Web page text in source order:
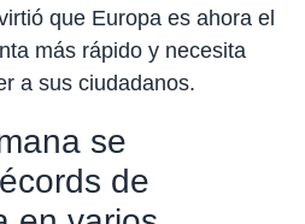
que Europa es ahora el
más rápido y necesita
a sus ciudadanos.
se
de